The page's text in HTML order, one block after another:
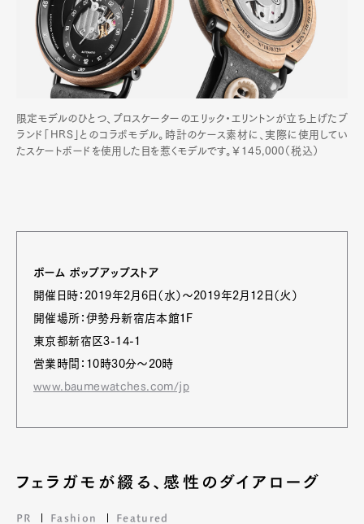
限定モデルのひとつ、プロスケーターのエリック・エリントンが立ち上げたブ
ランド「HRS」とのコラボモデル。時計のケース素材に、実際に使用してい
たスケートボードを使用した目を惹くモデルです。￥145,000（税込）
ボーム ポップアップストア
開催日時：2019年2月6日（水）～2019年2月12日（火）
開催場所：伊勢丹新宿店本館１F
東京都新宿区3-14-1
営業時間：10時30分～20時
www.baumewatches.com/jp
フェラガモが綴る、感性のダイアローグ
PR Fashion Featured